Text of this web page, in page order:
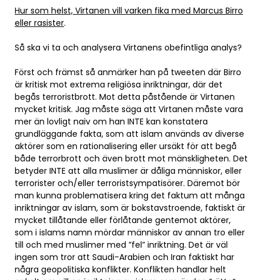
Hur som helst, Virtanen vill varken fika med Marcus Birro
eller rasister.
Så ska vi ta och analysera Virtanens obefintliga analys?
Först och främst så anmärker han på tweeten där Birro
är kritisk mot extrema religiösa inriktningar, där det
begås terroristbrott. Mot detta påstående är Virtanen
mycket kritisk. Jag måste säga att Virtanen måste vara
mer än lovligt naiv om han INTE kan konstatera
grundläggande fakta, som att islam används av diverse
aktörer som en rationalisering eller ursäkt för att begå
både terrorbrott och även brott mot mänskligheten. Det
betyder INTE att alla muslimer är dåliga människor, eller
terrorister och/eller terroristsympatisörer. Däremot bör
man kunna problematisera kring det faktum att många
inriktningar av islam, som är bokstavstroende, faktiskt är
mycket tillåtande eller förlåtande gentemot aktörer,
som i islams namn mördar människor av annan tro eller
till och med muslimer med ”fel” inriktning. Det är väl
ingen som tror att Saudi-Arabien och Iran faktiskt har
några geopolitiska konflikter. Konflikten handlar helt